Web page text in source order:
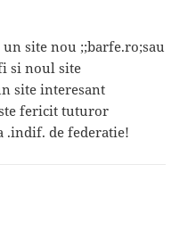
un site nou ;;barfe.ro;sau
si noul site
site interesant
fericit tuturor
de federatie!